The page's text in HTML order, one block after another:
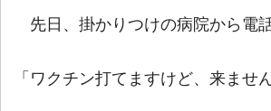
先日、掛かりつけの病院から電話
「ワクチン打てますけど、来ませ